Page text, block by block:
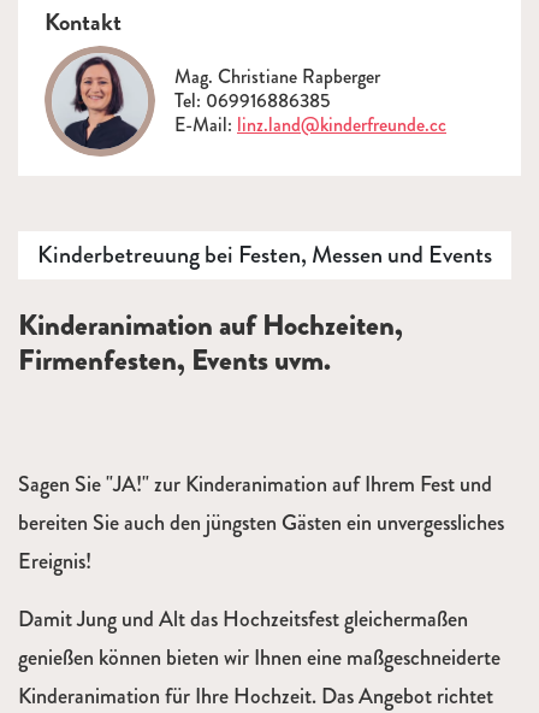
Kontakt
Mag. Christiane Rapberger
Tel: 069916886385
E-Mail: linz.land@kinderfreunde.cc
Kinderbetreuung bei Festen, Messen und Events
Beschreibung
Kinderanimation auf Hochzeiten,
Firmenfesten, Events uvm.
Sagen Sie "JA!" zur Kinderanimation auf Ihrem Fest und
bereiten Sie auch den jüngsten Gästen ein unvergessliches
Ereignis!
Damit Jung und Alt das Hochzeitsfest gleichermaßen
genießen können bieten wir Ihnen eine maßgeschneiderte
Kinderanimation für Ihre Hochzeit. Das Angebot richtet